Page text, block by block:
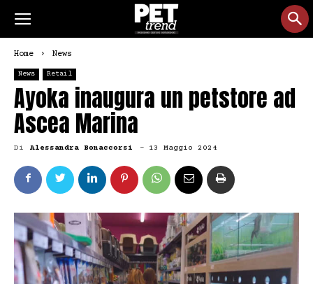
Home News
News Retail
Ayoka inaugura un petstore ad
Ascea Marina
Di Alessandra Bonaccorsi - 13 Maggio 2024